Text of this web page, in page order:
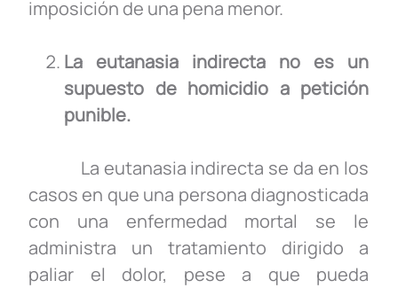
imposición de una pena menor.
La eutanasia indirecta no es un
supuesto de homicidio a petición
punible.
La eutanasia indirecta se da en los
casos en que una persona diagnosticada
con una enfermedad mortal se le
administra un tratamiento dirigido a
paliar el dolor, pese a que pueda